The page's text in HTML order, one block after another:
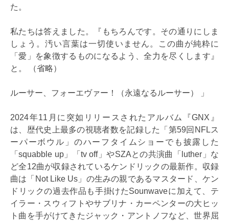
た。
私たちは答えました。『もちろんです。その通りにしま
しょう。汚い言葉は一切使いません。この曲が純粋に
「愛」を象徴するものになるよう、全力を尽くします』
と。 （省略）
ルーサー、フォーエヴァー！（永遠なるルーサー） 」
2024年11月に突如リリースされたアルバム『GNX』
は、歴代史上最多の視聴者数を記録した「第59回NFLス
ーパーボウル」のハーフタイムショーでも披露した
「squabble up」「tv off」やSZAとの共演曲「luther」な
ど全12曲が収録されているケンドリックの最新作。収録
曲は「Not Like Us」の生みの親であるマスタード、ケン
ドリックの過去作品も手掛けたSounwaveに加えて、テ
イラー・スウィフトやサブリナ・カーペンターの大ヒッ
ト曲を手がけてきたジャック・アントノフなど、世界屈